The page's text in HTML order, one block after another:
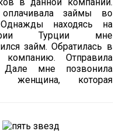
оплачивала займы во
находясь на
Турции мне
займ. Обратилась в
компанию. Отправила
Дале мне позвонила
женщина, которая